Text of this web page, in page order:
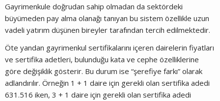
Gayrimenkule doğrudan sahip olmadan da sektördeki
büyümeden pay alma olanağı tanıyan bu sistem özellikle uzun
vadeli yatırım düşünen bireyler tarafından tercih edilmektedir.
Öte yandan gayrimenkul sertifikalarını içeren dairelerin fiyatları
ve sertifika adetleri, bulunduğu kata ve cephe özelliklerine
göre değişiklik gösterir. Bu durum ise “şerefiye farkı” olarak
adlandırılır. Örneğin 1 + 1 daire için gerekli olan sertifika adedi
631.516 iken, 3 + 1 daire için gerekli olan sertifika adedi